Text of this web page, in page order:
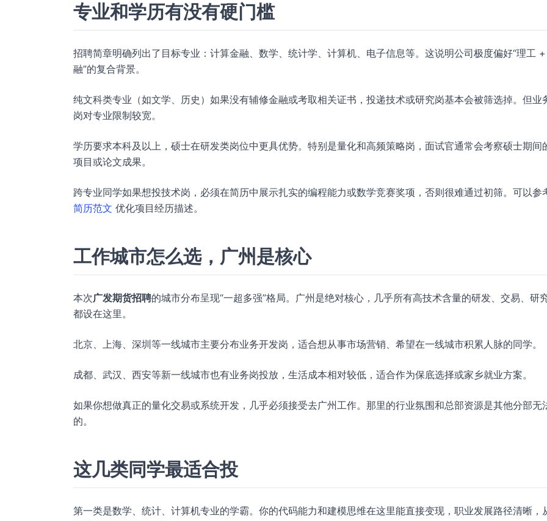
专业和学历有没有硬门槛
招聘简章明确列出了目标专业：计算金融、数学、统计学、计算机、电子信息等。这说明公司极度偏好“理工
融”的复合背景。
纯文科类专业（如文学、历史）如果没有辅修金融或考取相关证书，投递技术或研究岗基本会被筛选掉。但业
岗对专业限制较宽。
学历要求本科及以上，硕士在研发类岗位中更具优势。特别是量化和高频策略岗，面试官通常会考察硕士期间
项目或论文成果。
跨专业同学如果想投技术岗，必须在简历中展示扎实的编程能力或数学竞赛奖项，否则很难通过初筛。可以参
简历范文 优化项目经历描述。
工作城市怎么选，广州是核心
本次广发期货招聘的城市分布呈现“一超多强”格局。广州是绝对核心，几乎所有高技术含量的研发、交易、研
都设在这里。
北京、上海、深圳等一线城市主要分布业务开发岗，适合想从事市场营销、希望在一线城市积累人脉的同学。
成都、武汉、西安等新一线城市也有业务岗投放，生活成本相对较低，适合作为保底选择或家乡就业方案。
如果你想做真正的量化交易或系统开发，几乎必须接受去广州工作。那里的行业氛围和总部资源是其他分部无
的。
这几类同学最适合投
第一类是数学、统计、计算机专业的学霸。你的代码能力和建模思维在这里能直接变现，职业发展路径清晰，